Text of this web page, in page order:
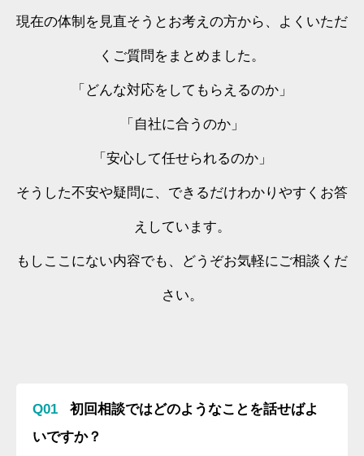
現在の体制を見直そうとお考えの方から、よくいただ
くご質問をまとめました。
「どんな対応をしてもらえるのか」
「自社に合うのか」
「安心して任せられるのか」
そうした不安や疑問に、できるだけわかりやすくお答
えしています。
もしここにない内容でも、どうぞお気軽にご相談くだ
さい。
Q01
初回相談ではどのようなことを話せばよ
いですか？